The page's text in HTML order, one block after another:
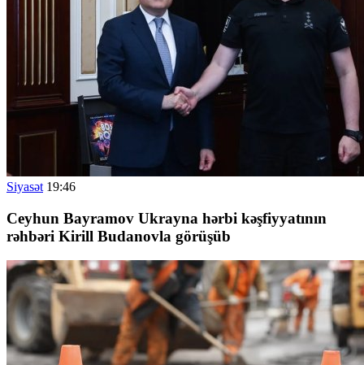
Siyasət 19:46
Ceyhun Bayramov Ukrayna hərbi kəşfiyyatının
rəhbəri Kirill Budanovla görüşüb